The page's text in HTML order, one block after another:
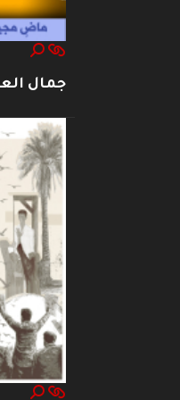
جمال